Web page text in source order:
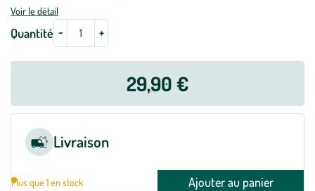
Voir le détail
Quantité - +
29,90 €
Livraison
Plus que 1 en stock Ajouter au panier